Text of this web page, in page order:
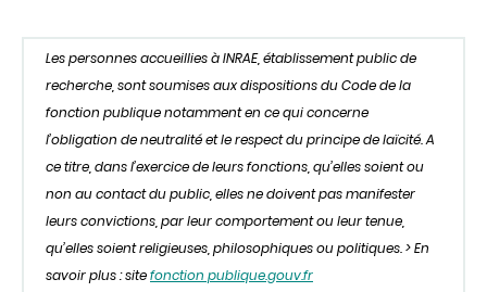
Les personnes accueillies à INRAE, établissement public de
recherche, sont soumises aux dispositions du Code de la
fonction publique notamment en ce qui concerne
l’obligation de neutralité et le respect du principe de laïcité. A
ce titre, dans l’exercice de leurs fonctions, qu’elles soient ou
non au contact du public, elles ne doivent pas manifester
leurs convictions, par leur comportement ou leur tenue,
qu’elles soient religieuses, philosophiques ou politiques. > En
savoir plus : sitefonction publique.gouv.fr